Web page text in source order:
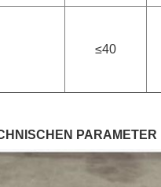
≤40
PARAMETER